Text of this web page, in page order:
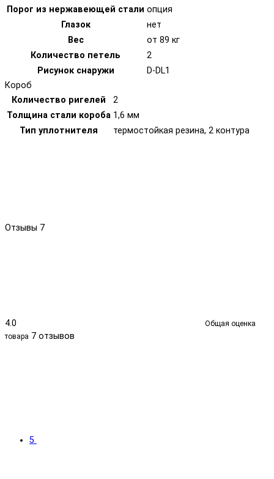
Порог из нержавеющей стали опция
Глазок
нет
Вес
от 89 кг
Количество петель
2
Рисунок снаружи
D-DL1
Короб
Количество ригелей
2
Толщина стали короба 1,6 мм
Тип уплотнителя
термостойкая резина, 2 контура
Отзывы 7
4.0
Общая оценка
товара 7 отзывов
5